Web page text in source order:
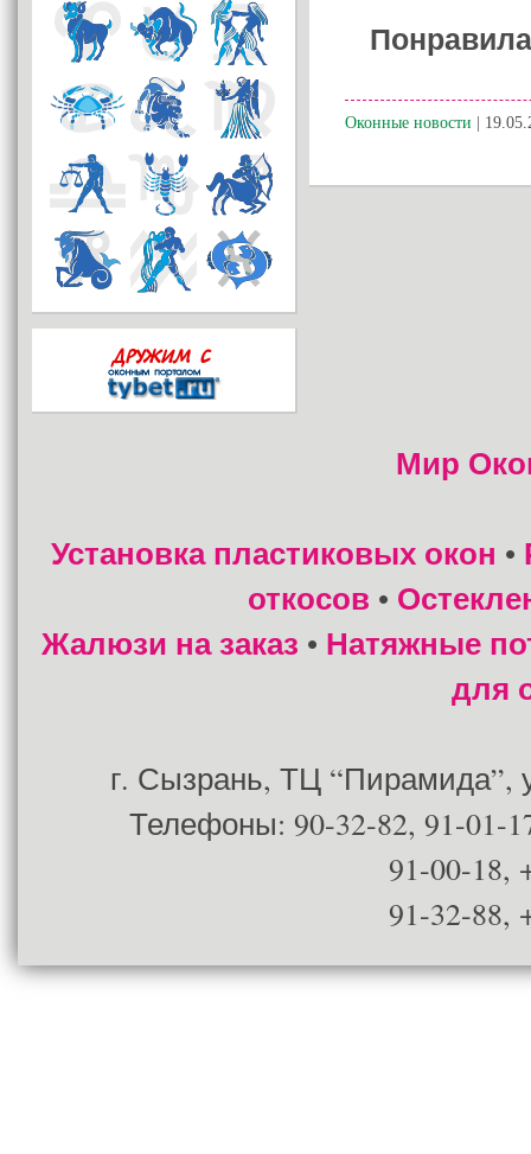
Оконные новости |
Мир
Установка пластиковых окон •
откосов •
Жалюзи на заказ • Натяжные
для
г. Сызрань, ТЦ “Пирамида”,
Телефоны: 90-32-82, 91-01-
91-00-18,
91-32-88,